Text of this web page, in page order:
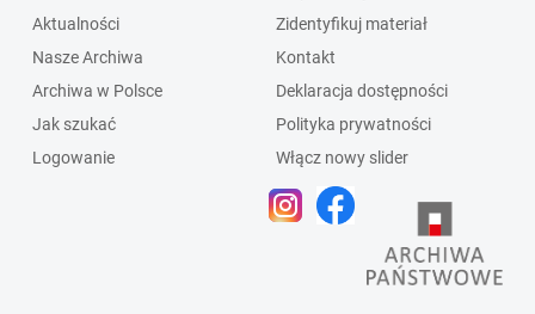
Aktualności
Nasze Archiwa
Archiwa w Polsce
Jak szukać
Logowanie
Zidentyfikuj materiał
Kontakt
Deklaracja dostępności
Polityka prywatności
Włącz nowy slider